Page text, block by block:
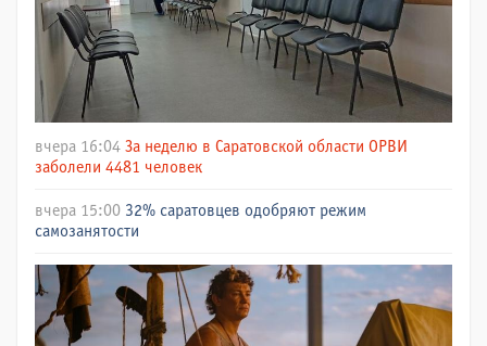
вчера 16:04 За неделю в Саратовской области ОРВИ
заболели 4481 человек
вчера 15:00 32% саратовцев одобряют режим
самозанятости